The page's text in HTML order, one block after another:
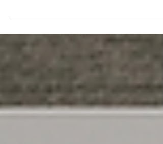
diskriminacije in kršenja človekovih pravic
raziskava novinarskih sindikatov, združenj in
medijskih organizacij iz Bosne in
Hercegovine, Srbije, Slovenije in Hrvaške.
Predstavljajte si, da delate na treh različnih
položajih in na vsakem od njih doživite
spolno nadlegovanje. To se je zgodilo eni
od sodelujočih novinark v raziskavi »Ženske